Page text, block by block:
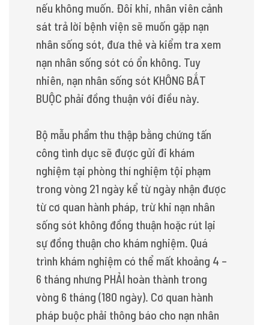
nếu không muốn. Đôi khi, nhân viên cảnh
sát trả lời bệnh viện sẽ muốn gặp nạn
nhân sống sót, đưa thẻ và kiểm tra xem
nạn nhân sống sót có ổn không. Tuy
nhiên, nạn nhân sống sót KHÔNG BẮT
BUỘC phải đồng thuận với điều này.
Bộ mẫu phẩm thu thập bằng chứng tấn
công tình dục sẽ được gửi đi khám
nghiệm tại phòng thí nghiệm tội phạm
trong vòng 21 ngày kể từ ngày nhận được
từ cơ quan hành pháp, trừ khi nạn nhân
sống sót không đồng thuận hoặc rút lại
sự đồng thuận cho khám nghiệm. Quá
trình khám nghiệm có thể mất khoảng 4 –
6 tháng nhưng PHẢI hoàn thành trong
vòng 6 tháng (180 ngày). Cơ quan hành
pháp buộc phải thông báo cho nạn nhân